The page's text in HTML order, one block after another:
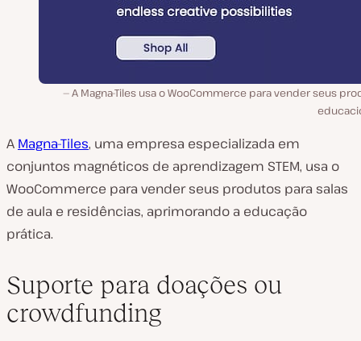
A Magna-Tiles usa o WooCommerce para vender seus
A Magna-Tiles, uma empresa especializada em
conjuntos magnéticos de aprendizagem STEM, usa o
WooCommerce para vender seus produtos para salas
de aula e residências, aprimorando a educação
prática.
Suporte para doações ou
crowdfunding